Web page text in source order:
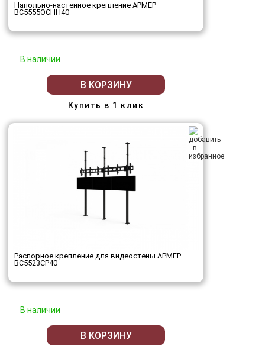
Напольно-настенное крепление АРМЕР
ВС5555ОСНН40
В наличии
В КОРЗИНУ
Купить в 1 клик
Распорное крепление для видеостены АРМЕР
ВС5523СР40
В наличии
В КОРЗИНУ